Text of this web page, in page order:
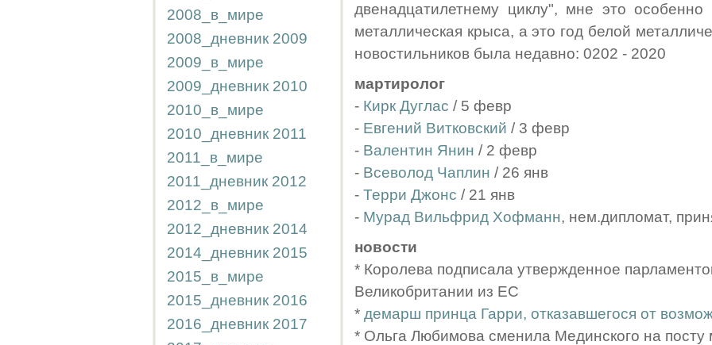
2008_в_мире
2008_дневник 2009
2009_в_мире
2009_дневник 2010
2010_в_мире
2010_дневник 2011
2011_в_мире
2011_дневник 2012
2012_в_мире
2012_дневник 2014
2014_дневник 2015
2015_в_мире
2015_дневник 2016
2016_дневник 2017
двенадцатилетнему циклу", мне это
металлическая крыса, а это год белой
новостильников была недавно: 0202 - 2020
мартиролог
- Кирк Дуглас / 5 февр
- Евгений Витковский / 3 февр
- Валентин Янин / 2 февр
- Всеволод Чаплин / 26 янв
- Терри Джонс / 21 янв
- Мурад Вильфрид Хофманн, нем.дипломат,
новости
* Королева подписала утвержденное
Великобритании из ЕС
* демарш принца Гарри, отказавшегося от
* Ольга Любимова сменила Мединского на посту